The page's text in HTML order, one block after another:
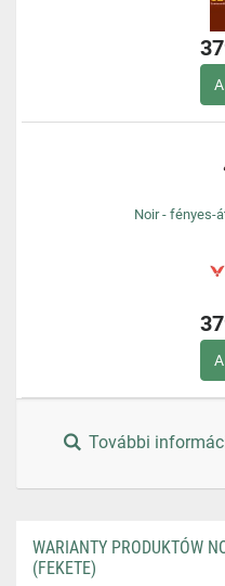
Noir - fényes-
További
WARIANTY PRODUKTÓW
(FEKETE)